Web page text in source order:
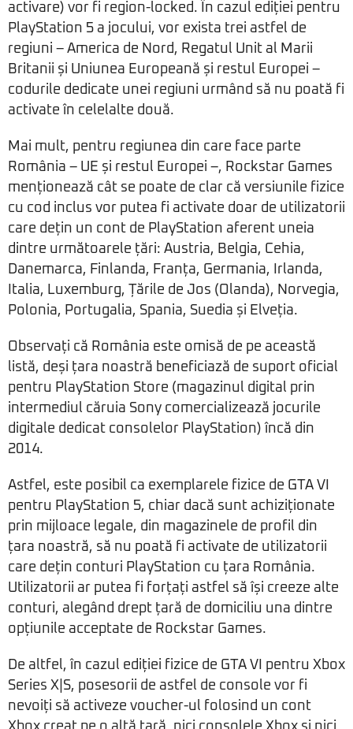
activare) vor fi region-locked. În cazul ediției pentru
PlayStation 5 a jocului, vor exista trei astfel de
regiuni – America de Nord, Regatul Unit al Marii
Britanii și Uniunea Europeană și restul Europei –
codurile dedicate unei regiuni urmând să nu poată fi
activate în celelalte două.
Mai mult, pentru regiunea din care face parte
România – UE și restul Europei –, Rockstar Games
menționează cât se poate de clar că versiunile fizice
cu cod inclus vor putea fi activate doar de utilizatorii
care dețin un cont de PlayStation aferent uneia
dintre următoarele țări: Austria, Belgia, Cehia,
Danemarca, Finlanda, Franța, Germania, Irlanda,
Italia, Luxemburg, Țările de Jos (Olanda), Norvegia,
Polonia, Portugalia, Spania, Suedia și Elveția.
Observați că România este omisă de pe această
listă, deși țara noastră beneficiază de suport oficial
pentru PlayStation Store (magazinul digital prin
intermediul căruia Sony comercializează jocurile
digitale dedicat consolelor PlayStation) încă din
2014.
Astfel, este posibil ca exemplarele fizice de GTA VI
pentru PlayStation 5, chiar dacă sunt achiziționate
prin mijloace legale, din magazinele de profil din
țara noastră, să nu poată fi activate de utilizatorii
care dețin conturi PlayStation cu țara România.
Utilizatorii ar putea fi forțați astfel să își creeze alte
conturi, alegând drept țară de domiciliu una dintre
opțiunile acceptate de Rockstar Games.
De altfel, în cazul ediției fizice de GTA VI pentru Xbox
Series X|S, posesorii de astfel de console vor fi
nevoiți să activeze voucher-ul folosind un cont